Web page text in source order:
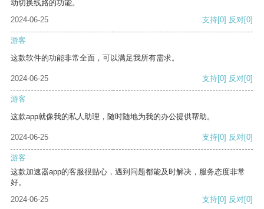
动切换线路的功能。
2024-06-25
支持[0] 反对[0]
游客
这款软件的功能非常全面，可以满足我所有需求。
2024-06-25 支持[0] 反对[0]
游客
这款app就像我的私人助理，随时随地为我的办公提供帮助。
2024-06-25 支持[0] 反对[0]
游客
这款加速器app的客服很贴心，遇到问题都能及时解决，服务态度非常
好。
2024-06-25
支持[0] 反对[0]